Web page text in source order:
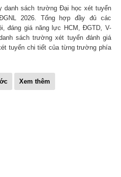
danh sách trường Đại học xét tuyển
2026. Tổng hợp đầy đủ các
đáng giá năng lực HCM, ĐGTD, V-
sách trường xét tuyển đánh giá
tuyển chi tiết của từng trường phía
Xem thêm